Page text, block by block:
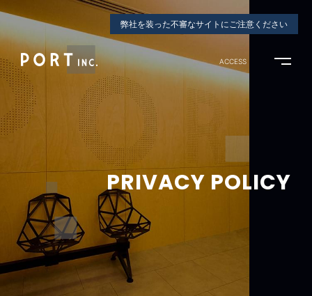
弊社を装った不審なサイトにご注意ください
ACCESS
PRIVACY POLICY